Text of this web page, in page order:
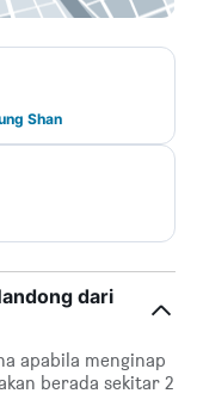
Shan
dari
apabila menginap
berada sekitar 2